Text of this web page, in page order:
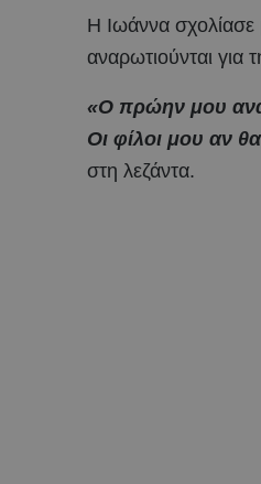
Η Ιωάννα σχολίασε
αναρωτιούνται για
«Ο πρώην μου
Οι φίλοι μου αν
στη λεζάντα.